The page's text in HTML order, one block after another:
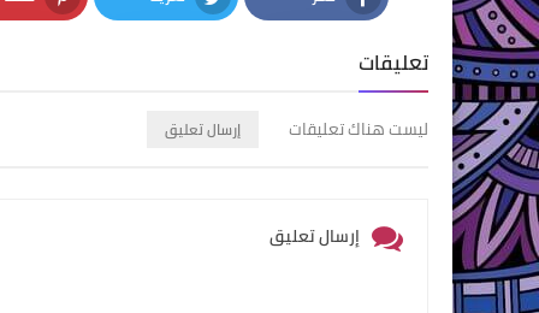
Facebook
Twitter
تعليقات
ليست هناك تعليقات إرسال تعليق
إرسال تعليق